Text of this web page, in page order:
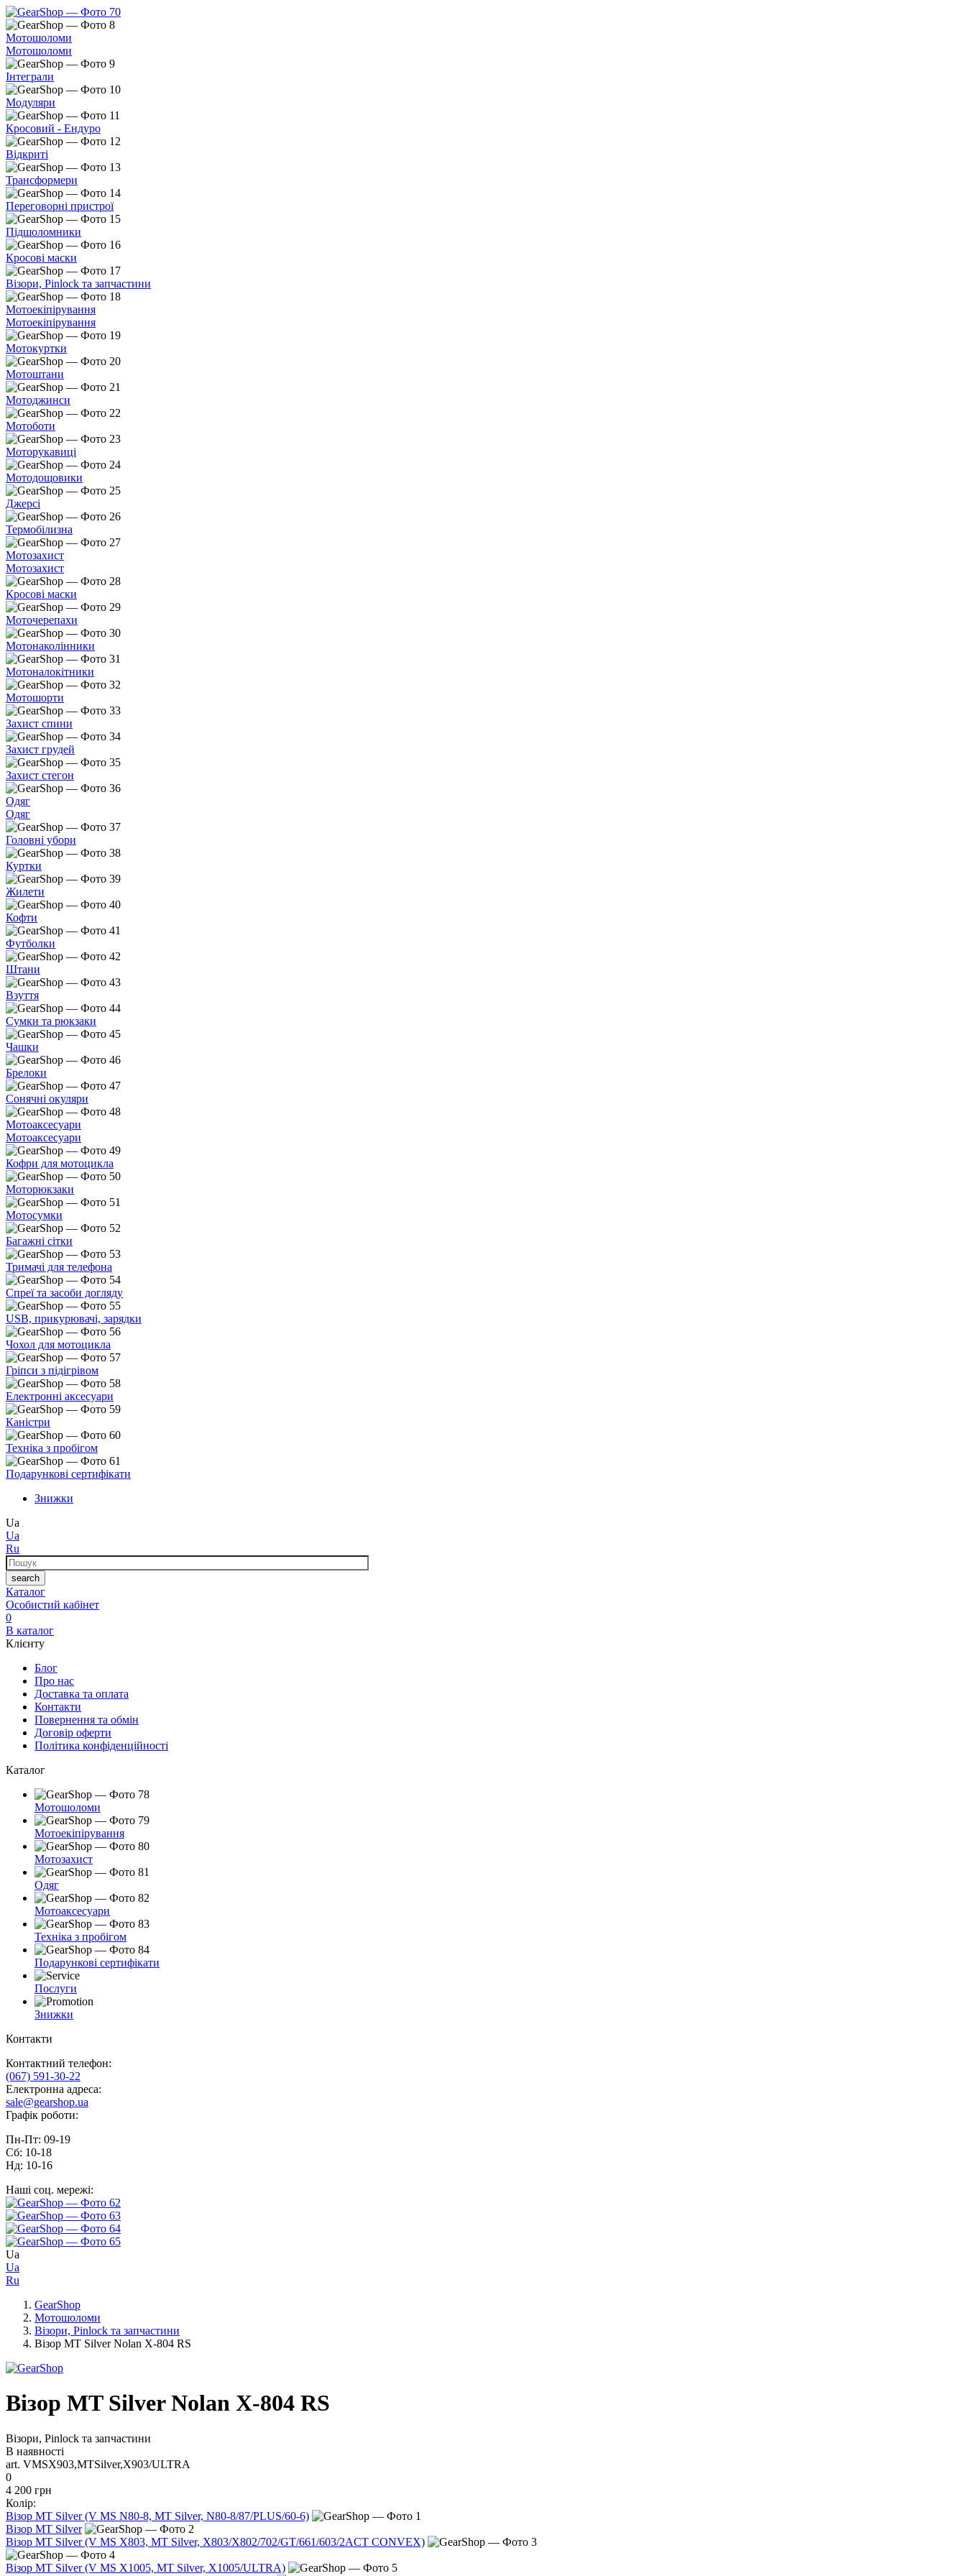
Мотошоломи
Мотошоломи
Інтеграли
Модуляри
Кросовий - Ендуро
Відкриті
Трансформери
Переговорні пристрої
Підшоломники
Кросові маски
Візори, Pinlock та запчастини
Мотоекіпірування
Мотоекіпірування
Мотокуртки
Мотоштани
Мотоджинси
Мотоботи
Моторукавиці
Мотодощовики
Джерсі
Термобілизна
Мотозахист
Мотозахист
Кросові маски
Моточерепахи
Мотонаколінники
Мотоналокітники
Мотошорти
Захист спини
Захист грудей
Захист стегон
Одяг
Одяг
Головні убори
Куртки
Жилети
Кофти
Футболки
Штани
Взуття
Сумки та рюкзаки
Чашки
Брелоки
Сонячні окуляри
Мотоаксесуари
Мотоаксесуари
Кофри для мотоцикла
Моторюкзаки
Мотосумки
Багажні сітки
Тримачі для телефона
Спреї та засоби догляду
USB, прикурювачі, зарядки
Чохол для мотоцикла
Гріпси з підігрівом
Електронні аксесуари
Каністри
Техніка з пробігом
Подарункові сертифікати
Знижки
Ua
Ua
Ru
Пошук
search
Каталог
Особистий кабінет
0
В каталог
Клієнту
Блог
Про нас
Доставка та оплата
Контакти
Повернення та обмін
Договір оферти
Політика конфіденційності
Каталог
Мотошоломи
Мотоекіпірування
Мотозахист
Одяг
Мотоаксесуари
Техніка з пробігом
Подарункові сертифікати
Послуги
Знижки
Контакти
Контактний телефон:
(067) 591-30-22
Електронна адреса:
sale@gearshop.ua
Графік роботи:
Пн-Пт: 09-19
Сб: 10-18
Нд: 10-16
Наші соц. мережі:
Ua
Ua
Ru
GearShop
Мотошоломи
Візори, Pinlock та запчастини
Візор MT Silver Nolan X-804 RS
Візор MT Silver Nolan X-804 RS
Візори, Pinlock та запчастини
В наявності
art. VMSX903,MTSilver,X903/ULTRA
0
4 200 грн
Колір:
Візор MT Silver (V MS N80-8, MT Silver, N80-8/87/PLUS/60-6)
Візор MT Silver
Візор MT Silver (V MS X803, MT Silver, X803/X802/702/GT/661/603/2ACT CONVEX)
Візор MT Silver (V MS X1005, MT Silver, X1005/ULTRA)